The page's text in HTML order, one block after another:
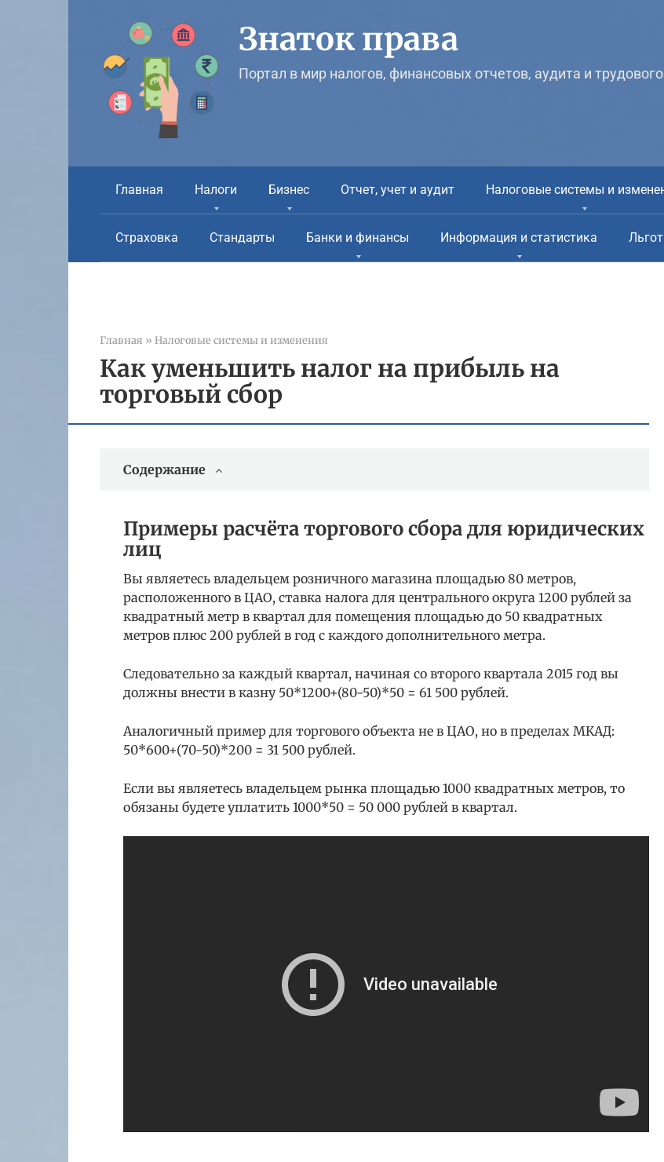
Знаток права
Портал в мир налогов, финансовых отчетов, аудита и
Главная Налоги Бизнес Отчет, учет и аудит Налоговые системы и
Страховка Стандарты Банки и финансы Информация и статистика
Главная » Налоговые системы и изменения
Как уменьшить налог на прибыль на
торговый сбор
Содержание
Примеры расчёта торгового сбора для юридических
лиц
Вы являетесь владельцем розничного магазина площадью 80 метров,
расположенного в ЦАО, ставка налога для центрального округа 1200 рублей за
квадратный метр в квартал для помещения площадью до 50 квадратных
метров плюс 200 рублей в год с каждого дополнительного метра.
Следовательно за каждый квартал, начиная со второго квартала 2015 год вы
должны внести в казну 50*1200+(80-50)*50 = 61 500 рублей.
Аналогичный пример для торгового объекта не в ЦАО, но в пределах МКАД:
50*600+(70-50)*200 = 31 500 рублей.
Если вы являетесь владельцем рынка площадью 1000 квадратных метров, то
обязаны будете уплатить 1000*50 = 50 000 рублей в квартал.